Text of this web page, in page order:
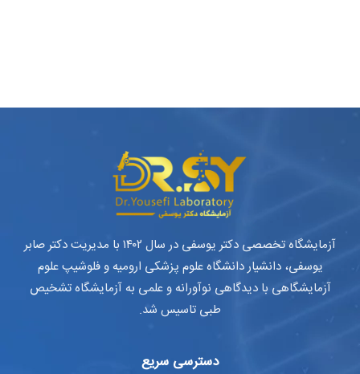
آزمایشگاه تخصصی دکتر یوسفی در سال ۱۴۰۲ با مدیریت دکتر صابر
یوسفی، دانشیار دانشگاه علوم پزشکی ارومیه و فلوشیپ علوم
آزمایشگاهی با دیدگاهی نوآورانه و علمی به آزمایشگاه تشخیص
طبی تاسیس شد.
دسترسی سریع